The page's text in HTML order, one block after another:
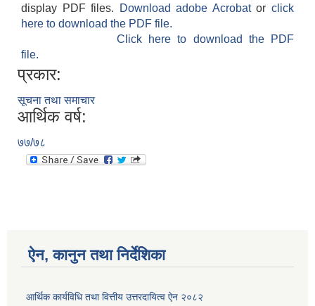
display PDF files.
Download adobe Acrobatorclick
here to download the PDF file.
Click here to download the PDF
file.
प्रकार:
सूचना तथा समाचार
आर्थिक वर्ष:
७७/७८
ऐन, कानुन तथा निर्देशिका
आर्थिक कार्यविधि तथा वित्तीय उत्तरदायित्व ऐन २०८२